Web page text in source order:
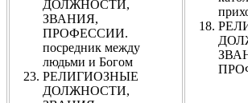
ДОЛЖНОСТИ,
ЗВАНИЯ,
ПРОФЕССИИ.
посредник между
людьми и Богом
РЕЛИГИОЗНЫЕ
ДОЛЖНОСТИ,